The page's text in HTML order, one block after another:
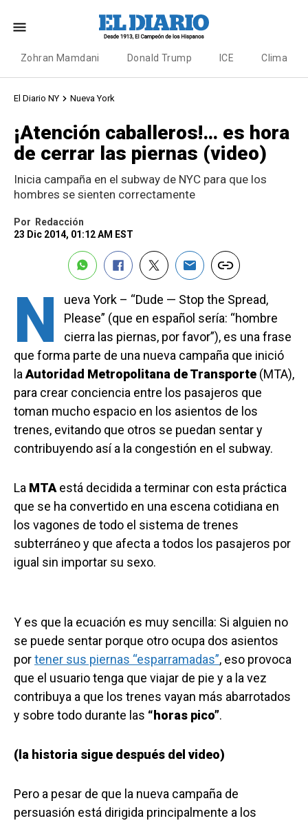
Zohran Mamdani Donald Trump ICE Clima
El Diario NY Nueva York
¡Atención caballeros!… es hora
de cerrar las piernas (video)
Inicia campaña en el subway de NYC para que los
hombres se sienten correctamente
Por
Redacción
23 Dic 2014, 01:12 AM EST
N
ueva York – “Dude — Stop the Spread,
Please” (que en español sería: “hombre
cierra las piernas, por favor”), es una frase
que forma parte de una nueva campaña que inició
la Autoridad Metropolitana de Transporte (MTA),
para crear conciencia entre los pasajeros que
toman mucho espacio en los asientos de los
trenes, evitando que otros se puedan sentar y
contribuyendo así a la congestión en el subway.
La MTA está decidida a terminar con esta práctica
que se ha convertido en una escena cotidiana en
los vagones de todo el sistema de trenes
subterráneo y que afecta a todos los pasajeros por
igual sin importar su sexo.
Y es que la ecuación es muy sencilla: Si alguien no
se puede sentar porque otro ocupa dos asientos
portener sus piernas “esparramadas”, eso provoca
que el usuario tenga que viajar de pie y a la vez
contribuya a que los trenes vayan más abarrotados
y sobre todo durante las “horas pico”.
(la historia sigue después del video)
Pero a pesar de que la nueva campaña de
persuasión está dirigida principalmente a los